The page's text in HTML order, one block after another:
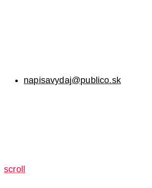
napisavydaj@publico.sk
scroll